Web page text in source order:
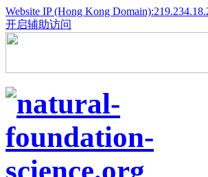
Website IP (Hong Kong
开启辅助访问